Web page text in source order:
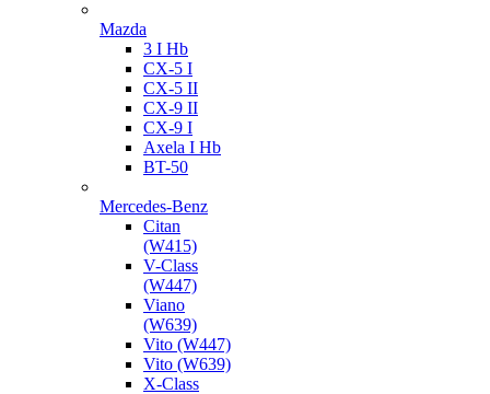
Mazda
3 I Hb
CX-5 I
CX-5 II
CX-9 II
CX-9 I
Axela I Hb
BT-50
Mercedes-Benz
Citan
(W415)
V-Class
(W447)
Viano
(W639)
Vito (W447)
Vito (W639)
X-Class